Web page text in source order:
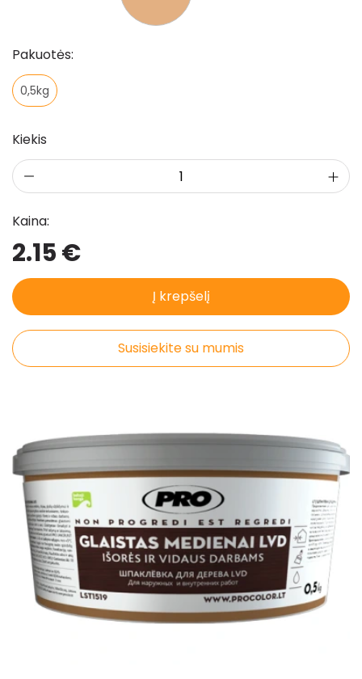
Aliejai ir impregnantai medienai
Pakuotės:
0,5kg
Kiekis
Kaina:
2.15 €
Į krepšelį
Susisiekite su mumis